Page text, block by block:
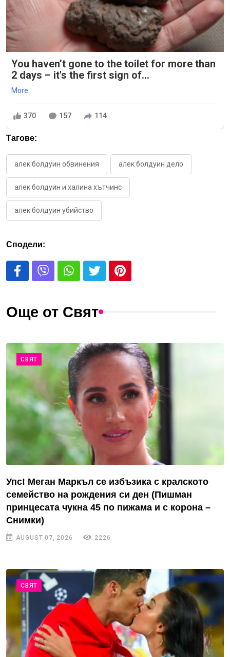
You haven’t gone to the toilet for more than
2 days – it's the first sign of...
More
370 157 114
Тагове:
алек болдуин обвинения алек болдуин дело
алек болдуин и халина хътчинс
алек болдуин убийство
Сподели:
Още от Свят
СВЯТ
Упс! Меган Маркъл се избъзика с кралското
семейство на рождения си ден (Пишман
принцесата чукна 45 по пижама и с корона –
Снимки)
AUGUST 07, 2026 2226
СВЯТ